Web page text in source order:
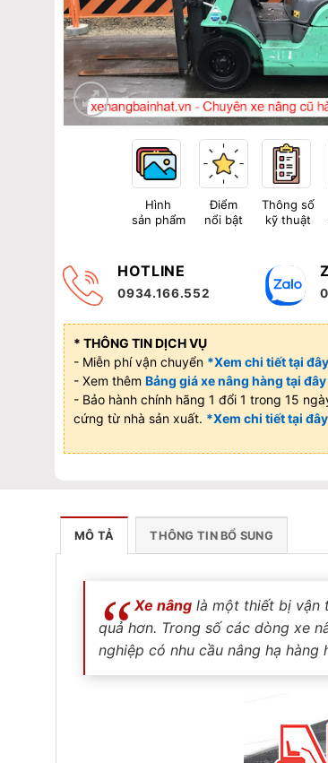
Hình
sản phẩm
Điểm
nổi bật
Thông số
kỹ thuật
HOTLINE
0934.166.552
* THÔNG TIN DỊCH VỤ
- Miễn phí vận chuyển *Xem chi tiết tại đây
- Xem thêm Bảng giá xe nâng hàng tại đây
- Bảo hành chính hãng 1 đổi 1 trong 15
cứng từ nhà sản xuất. *Xem chi tiết tại đây
MÔ TẢ THÔNG TIN BỔ SUNG
Xe nâng là một thiết bị vận
quả hơn. Trong số các dòng xe
nghiệp có nhu cầu nâng hạ hàng